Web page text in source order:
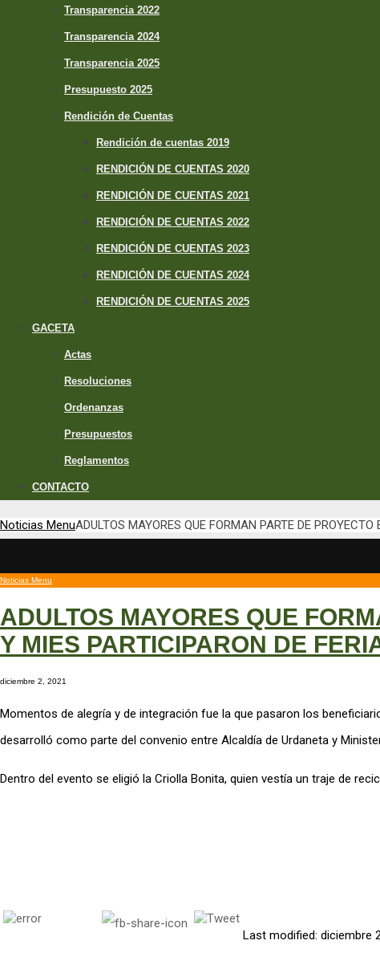
Transparencia 2022
Transparencia 2024
Transparencia 2025
Presupuesto 2025
Rendición de Cuentas
Rendición de cuentas 2019
RENDICIÓN DE CUENTAS 2020
RENDICIÓN DE CUENTAS 2021
RENDICIÓN DE CUENTAS 2022
RENDICIÓN DE CUENTAS 2023
RENDICIÓN DE CUENTAS 2024
RENDICIÓN DE CUENTAS 2025
GACETA
Actas
Resoluciones
Ordenanzas
Presupuestos
Reglamentos
CONTACTO
Noticias MenuADULTOS MAYORES QUE FORMAN PARTE DE
Noticias Menu
ADULTOS MAYORES QUE
Y MIES PARTICIPARON DE
diciembre 2, 2021
Momentos de alegría y de integración fue la que pasaron los
desarrolló como parte del convenio entre Alcaldía de Urdaneta y
Dentro del evento se eligió la Criolla Bonita, quien vestía un traje de
Last modified: diciembre